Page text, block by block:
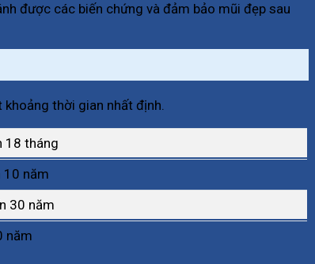
được các biến chứng và đảm bảo mũi đẹp sau
thời gian nhất định.
18 tháng
10 năm
30 năm
năm